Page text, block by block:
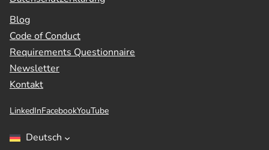
Blog
Code of Conduct
Requirements Questionnaire
Newsletter
Kontakt
LinkedInFacebookYouTube
Deutsch